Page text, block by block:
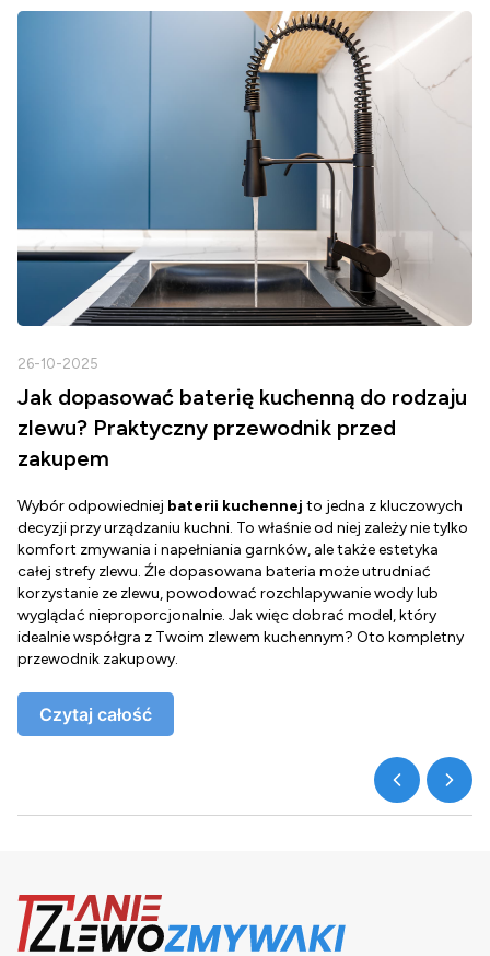
26-10-2025
Jak dopasować baterię kuchenną do rodzaju
zlewu? Praktyczny przewodnik przed
zakupem
Wybór odpowiedniej baterii kuchennej to jedna z kluczowych
decyzji przy urządzaniu kuchni. To właśnie od niej zależy nie tylko
komfort zmywania i napełniania garnków, ale także estetyka
całej strefy zlewu. Źle dopasowana bateria może utrudniać
korzystanie ze zlewu, powodować rozchlapywanie wody lub
wyglądać nieproporcjonalnie. Jak więc dobrać model, który
idealnie współgra z Twoim zlewem kuchennym? Oto kompletny
przewodnik zakupowy.
Czytaj całość